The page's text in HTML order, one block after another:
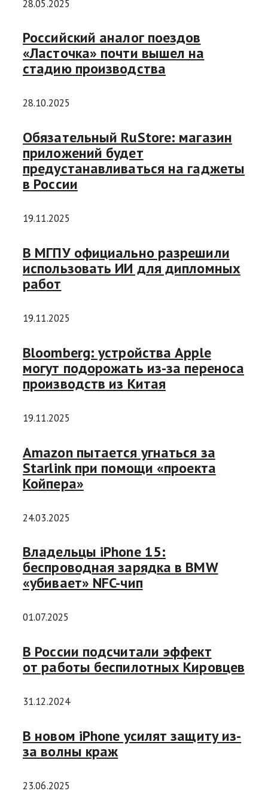
28.05.2025
Российский аналог поездов
«Ласточка» почти вышел на
стадию производства
28.10.2025
Обязательный RuStore: магазин
приложений будет
предустанавливаться на гаджеты
в России
19.11.2025
В МГПУ официально разрешили
использовать ИИ для дипломных
работ
19.11.2025
Bloomberg: устройства Apple
могут подорожать из-за переноса
производств из Китая
19.11.2025
Amazon пытается угнаться за
Starlink при помощи «проекта
Койпера»
24.03.2025
Владельцы iPhone 15:
беспроводная зарядка в BMW
«убивает» NFC-чип
01.07.2025
В России подсчитали эффект
от работы беспилотных Кировцев
31.12.2024
В новом iPhone усилят защиту из-
за волны краж
23.06.2025